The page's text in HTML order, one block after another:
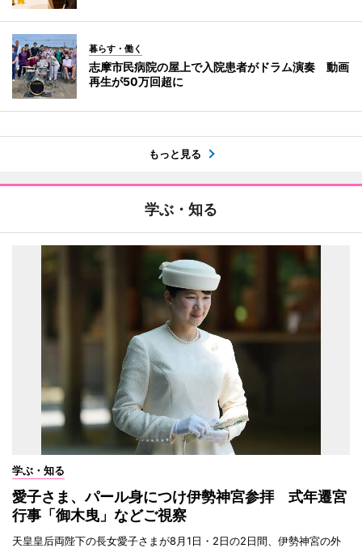
暮らす・働く
志摩市民病院の屋上で入院患者がドラム演奏 動画
再生が50万回超に
もっと見る
学ぶ・知る
学ぶ・知る
愛子さま、パール身につけ伊勢神宮参拝 式年遷宮
行事「御木曳」などご視察
天皇皇后両陛下の長女愛子さまが8月1日・2日の2日間、伊勢神宮の外